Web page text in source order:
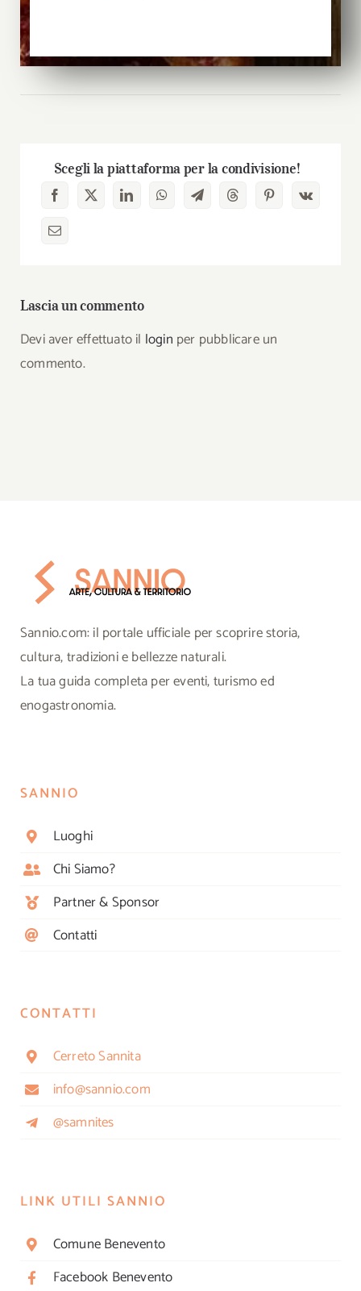
Scegli la piattaforma per la condivisione!
Lascia un commento
Devi aver effettuato il login per pubblicare un
commento.
Sannio.com: il portale ufficiale per scoprire storia,
cultura, tradizioni e bellezze naturali.
La tua guida completa per eventi, turismo ed
enogastronomia.
SANNIO
Luoghi
Chi Siamo?
Partner & Sponsor
Contatti
CONTATTI
Cerreto Sannita
info@sannio.com
@samnites
LINK UTILI SANNIO
Comune Benevento
Facebook Benevento